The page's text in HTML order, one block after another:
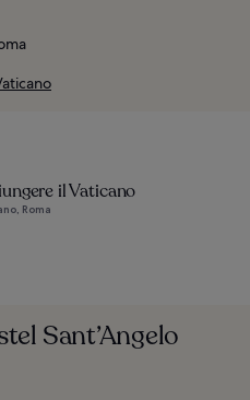
il Vaticano
Roma
Sant’Angelo